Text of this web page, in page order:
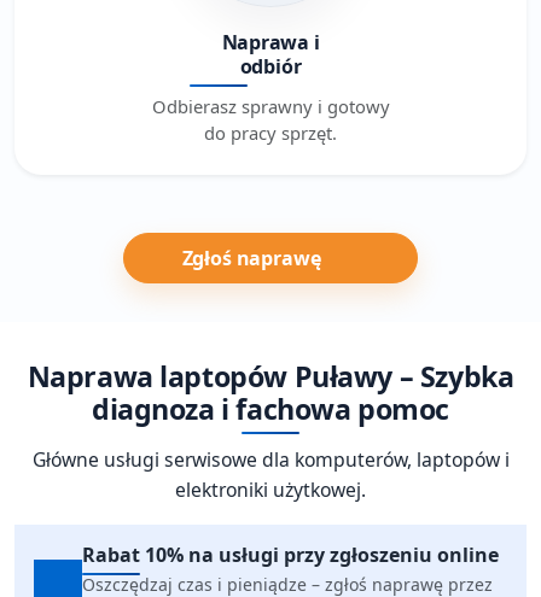
Naprawa i
odbiór
Odbierasz sprawny i gotowy
do pracy sprzęt.
Zgłoś naprawę
Naprawa laptopów Puławy – Szybka
diagnoza i fachowa pomoc
Główne usługi serwisowe dla komputerów, laptopów i
elektroniki użytkowej.
Rabat 10% na usługi przy zgłoszeniu online
Oszczędzaj czas i pieniądze – zgłoś naprawę przez